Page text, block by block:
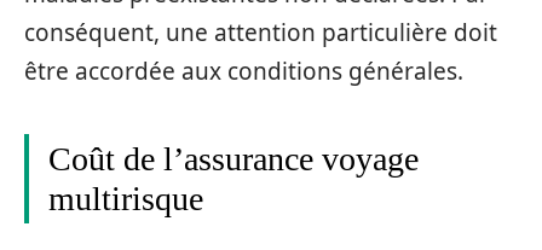
conséquent, une attention particulière doit
être accordée aux conditions générales.
Coût de l’assurance voyage
multirisque